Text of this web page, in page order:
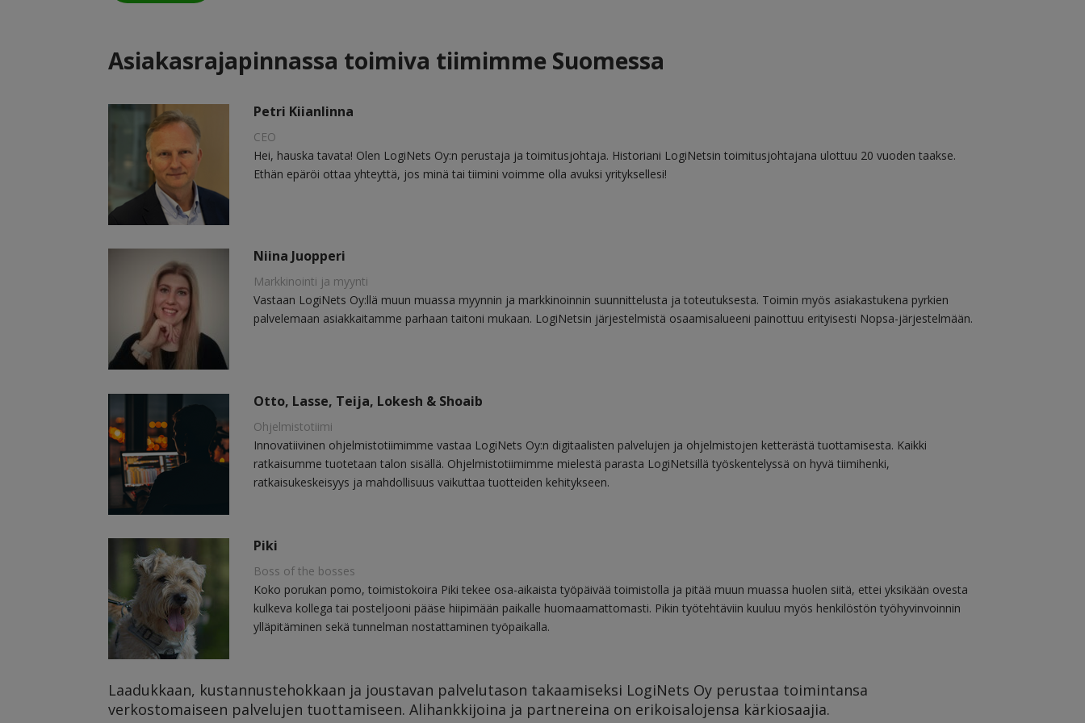
Asiakasrajapinnassa toimiva tiimimme Suomessa
Petri Kiianlinna
CEO
Hei, hauska tavata! Olen LogiNets Oy:n perustaja ja toimitusjohtaja. Historiani LogiNetsin toimitusjohtajana ulottuu 20 vuoden taakse.
Ethän epäröi ottaa yhteyttä, jos minä tai tiimini voimme olla avuksi yrityksellesi!
Niina Juopperi
Markkinointi ja myynti
Vastaan LogiNets Oy:llä muun muassa myynnin ja markkinoinnin suunnittelusta ja toteutuksesta. Toimin myös asiakastukena pyrkien
palvelemaan asiakkaitamme parhaan taitoni mukaan. LogiNetsin järjestelmistä osaamisalueeni painottuu erityisesti Nopsa-järjestelmään.
Otto, Lasse, Teija, Lokesh & Shoaib
Ohjelmistotiimi
Innovatiivinen ohjelmistotiimimme vastaa LogiNets Oy:n digitaalisten palvelujen ja ohjelmistojen ketterästä tuottamisesta. Kaikki
ratkaisumme tuotetaan talon sisällä. Ohjelmistotiimimme mielestä parasta LogiNetsillä työskentelyssä on hyvä tiimihenki,
ratkaisukeskeisyys ja mahdollisuus vaikuttaa tuotteiden kehitykseen.
Piki
Boss of the bosses
Koko porukan pomo, toimistokoira Piki tekee osa-aikaista työpäivää toimistolla ja pitää muun muassa huolen siitä, ettei yksikään ovesta
kulkeva kollega tai posteljooni pääse hiipimään paikalle huomaamattomasti. Pikin työtehtäviin kuuluu myös henkilöstön työhyvinvoinnin
ylläpitäminen sekä tunnelman nostattaminen työpaikalla.
Laadukkaan, kustannustehokkaan ja joustavan palvelutason takaamiseksi LogiNets Oy perustaa toimintansa
verkostomaiseen palvelujen tuottamiseen. Alihankkijoina ja partnereina on erikoisalojensa kärkiosaajia.